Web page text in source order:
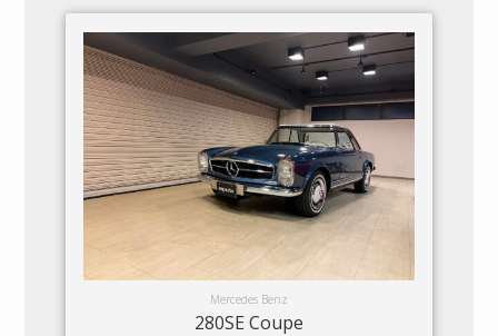
Mercedes Benz
280SE Coupe